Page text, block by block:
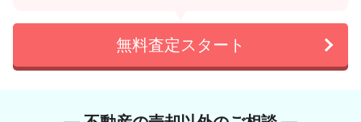
無料査定スタート